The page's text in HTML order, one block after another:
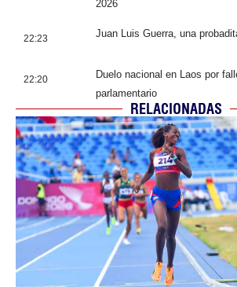
2026
22:23 Juan Luis Guerra, una
22:20
Duelo nacional en Laos por
parlamentario
RELACIONADAS